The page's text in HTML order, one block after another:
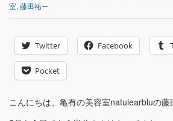
室, 藤田祐一
Twitter Facebook
Pocket
こんにちは、亀有の美容室natulearbluの藤